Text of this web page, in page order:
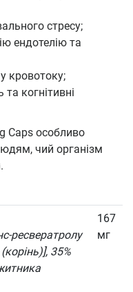
стресу;
ендотелію та
кровотоку;
когнітивні
Caps особливо
чий організм
ресвератролу
35%
167
мг